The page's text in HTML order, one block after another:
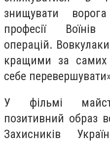
знищувати
професії
операцій.
кращими за самих
себе
У фільмі
позитивний образ
Захисників